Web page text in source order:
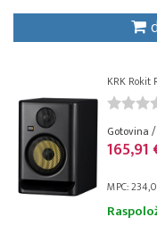
KRK Rokit
Gotovina
165,91
MPC: